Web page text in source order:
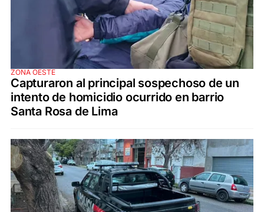
ZONA OESTE
Capturaron al principal sospechoso de un
intento de homicidio ocurrido en barrio
Santa Rosa de Lima